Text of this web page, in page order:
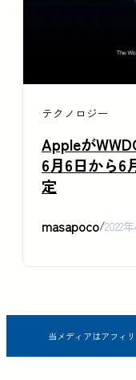
テクノロジー
Appleが
6月6日から6
定
masapoco/2022
当メディアはアフィ